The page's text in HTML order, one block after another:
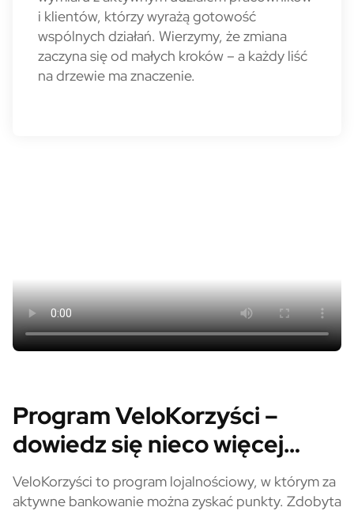
i klientów, którzy wyrażą gotowość
wspólnych działań. Wierzymy, że zmiana
zaczyna się od małych kroków – a każdy liść
na drzewie ma znaczenie.
Program VeloKorzyści –
Program VeloKorzyści –
dowiedz się nieco więcej…
VeloKorzyści to program lojalnościowy, w którym za
aktywne bankowanie można zyskać punkty. Zdobyta